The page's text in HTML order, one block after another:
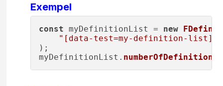
Exempel
const myDefinitionList = new
"[data-test=my-definition-list]"
);
myDefinitionList. numberOfDefinitions